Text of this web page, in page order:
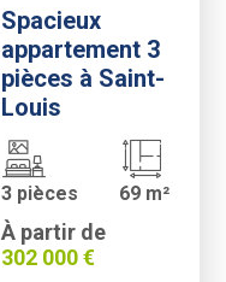
Spacieux
appartement 3
pièces à Saint-
Louis
3 pièces 69 m²
À partir de
302 000 €